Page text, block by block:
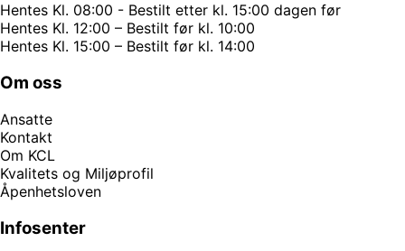
Hentes Kl. 08:00 - Bestilt etter kl. 15:00 dagen før
Hentes Kl. 12:00 – Bestilt før kl. 10:00
Hentes Kl. 15:00 – Bestilt før kl. 14:00
Om oss
Ansatte
Kontakt
Om KCL
Kvalitets og Miljøprofil
Åpenhetsloven
Infosenter